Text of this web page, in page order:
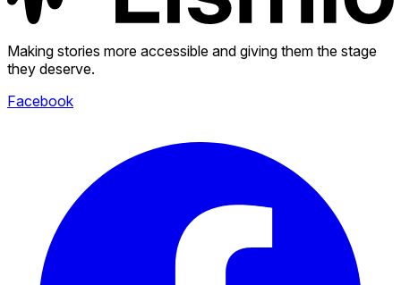
Making stories more accessible and giving them the stage
they deserve.
Facebook